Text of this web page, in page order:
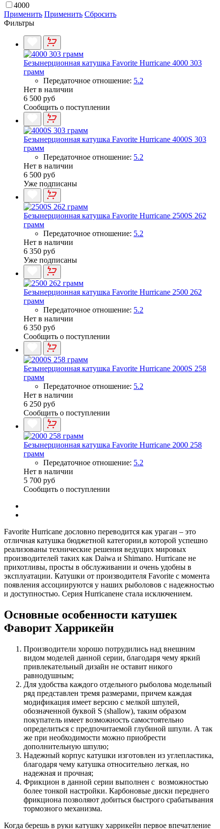
4000
Применить Применить Сбросить
Фильтры
Безынерционная катушка Favorite Hurricane 4000 303
грамм
Передаточное отношение: 5.2
Нет в наличии
6 500 руб
Сообщить о поступлении
Безынерционная катушка Favorite Hurricane 4000S 303
грамм
Передаточное отношение: 5.2
Нет в наличии
6 500 руб
Уже подписаны
Безынерционная катушка Favorite Hurricane 2500S 262
грамм
Передаточное отношение: 5.2
Нет в наличии
6 350 руб
Уже подписаны
Безынерционная катушка Favorite Hurricane 2500 262
грамм
Передаточное отношение: 5.2
Нет в наличии
6 350 руб
Сообщить о поступлении
Безынерционная катушка Favorite Hurricane 2000S 258
грамм
Передаточное отношение: 5.2
Нет в наличии
6 250 руб
Сообщить о поступлении
Безынерционная катушка Favorite Hurricane 2000 258
грамм
Передаточное отношение: 5.2
Нет в наличии
5 700 руб
Сообщить о поступлении
Favorite Hurricane дословно переводится как ураган – это
отличная катушка бюджетной категории,в которой успешно
реализованы технические решения ведущих мировых
производителей таких как Daiwa и Shimano. Hurricane не
прихотливы, просты в обслуживании и очень удобны в
эксплуатации. Катушки от производителя Favorite с момента
появления ассоциируются у наших рыболовов с надежностью
и доступностью. Серия Hurricaneне стала исключением.
Основные особенности катушек
Фаворит Харрикейн
Производители хорошо потрудились над внешним
видом моделей данной серии, благодаря чему яркий
привлекательный дизайн не оставит никого
равнодушным;
Для удобства каждого отдельного рыболова модельный
ряд представлен тремя размерами, причем каждая
модификация имеет версию с мелкой шпулей,
обозначенной буквой S (shallow), таким образом
покупатель имеет возможность самостоятельно
определиться с предпочитаемой глубиной шпули. А так
же при необходимости можно приобрести
дополнительную шпулю;
Надежный корпус катушки изготовлен из углепластика,
благодаря чему катушка относительно легкая, но
надежная и прочная;
Фрикцион в данной серии выполнен с возможностью
более тонкой настройки. Карбоновые диски переднего
фрикциона позволяют добиться быстрого срабатывания
тормозного механизма.
Когда берешь в руки катушку харрикейн первое впечатление